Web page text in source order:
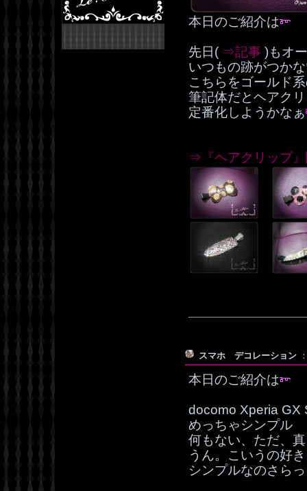
本日のご紹介は
先日( ⇒記事 )もオ
いつもの跡がつか
こちらをゴールド
筆記体だとヘアク
定番化しようかなぁ
⇒『ヘアクリップ
スマホ デコレーション
本日のご紹介は
docomo Xperia
めっちゃシンプル
何もない、ただ、
うん。こいうの好
シンプルなのさら